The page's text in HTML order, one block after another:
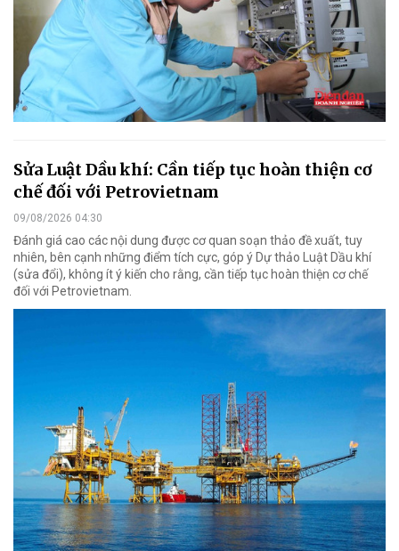
Sửa Luật Dầu khí: Cần tiếp tục hoàn thiện cơ
chế đối với Petrovietnam
09/08/2026 04:30
Đánh giá cao các nội dung được cơ quan soạn thảo đề xuất, tuy
nhiên, bên cạnh những điểm tích cực, góp ý Dự thảo Luật Dầu khí
(sửa đổi), không ít ý kiến cho rằng, cần tiếp tục hoàn thiện cơ chế
đối với Petrovietnam.